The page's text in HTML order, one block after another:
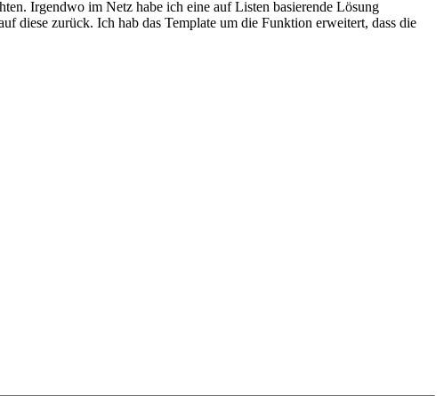
Irgendwo im Netz habe ich eine auf Listen basierende Lösung
diese zurück. Ich hab das Template um die Funktion erweitert, dass die